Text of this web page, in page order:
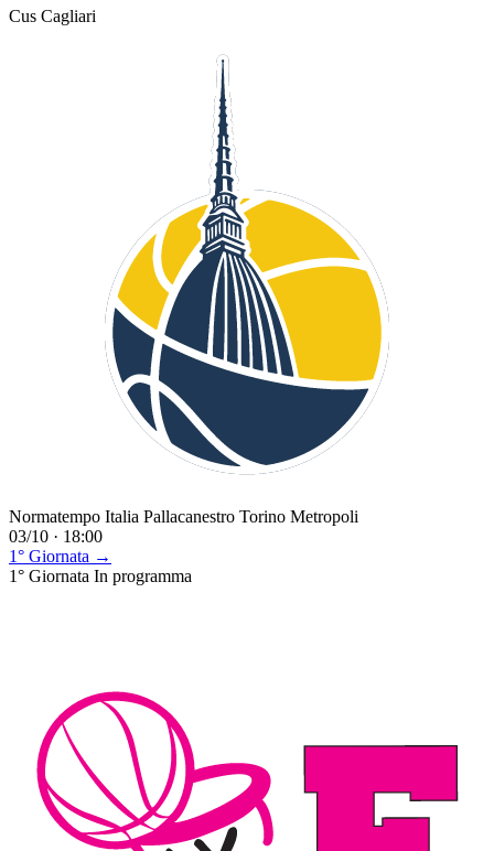
Cus Cagliari
Normatempo Italia Pallacanestro Torino Metropoli
03/10 · 18:00
1° Giornata →
1° Giornata In programma